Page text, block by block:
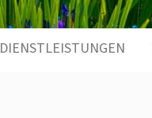
DIENSTLEISTUNGEN